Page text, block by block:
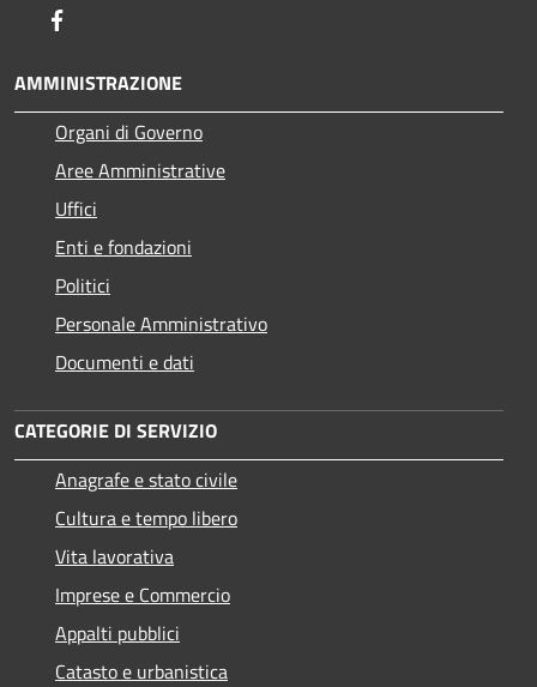
AMMINISTRAZIONE
Organi di Governo
Aree Amministrative
Uffici
Enti e fondazioni
Politici
Personale Amministrativo
Documenti e dati
CATEGORIE DI SERVIZIO
Anagrafe e stato civile
Cultura e tempo libero
Vita lavorativa
Imprese e Commercio
Appalti pubblici
Catasto e urbanistica